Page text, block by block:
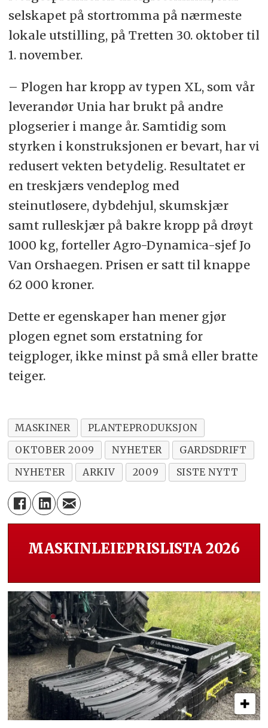
selskapet på stortromma på nærmeste
lokale utstilling, på Tretten 30. oktober til
1. november.
– Plogen har kropp av typen XL, som vår
leverandør Unia har brukt på andre
plogserier i mange år. Samtidig som
styrken i konstruksjonen er bevart, har vi
redusert vekten betydelig. Resultatet er
en treskjærs vendeplog med
steinutløsere, dybdehjul, skumskjær
samt rulleskjær på bakre kropp på drøyt
1000 kg, forteller Agro-Dynamica-sjef Jo
Van Orshaegen. Prisen er satt til knappe
62 000 kroner.
Dette er egenskaper han mener gjør
plogen egnet som erstatning for
teigploger, ikke minst på små eller bratte
teiger.
MASKINER
PLANTEPRODUKSJON
OKTOBER 2009
NYHETER
GARDSDRIFT
NYHETER
ARKIV 2009 SISTE NYTT
MASKINLEIEPRISLISTA 2026